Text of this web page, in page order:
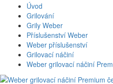
Úvod
Grilování
Grily Weber
Příslušenství Weber
Weber příslušenství
Grilovací náčiní
Weber grilovací náčiní